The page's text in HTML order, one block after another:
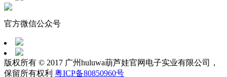
官方微信公众号
版权所有 © 2017 广州huluwa葫芦娃官网电子实业有限公司，
保留所有权利 粤ICP备80850960号